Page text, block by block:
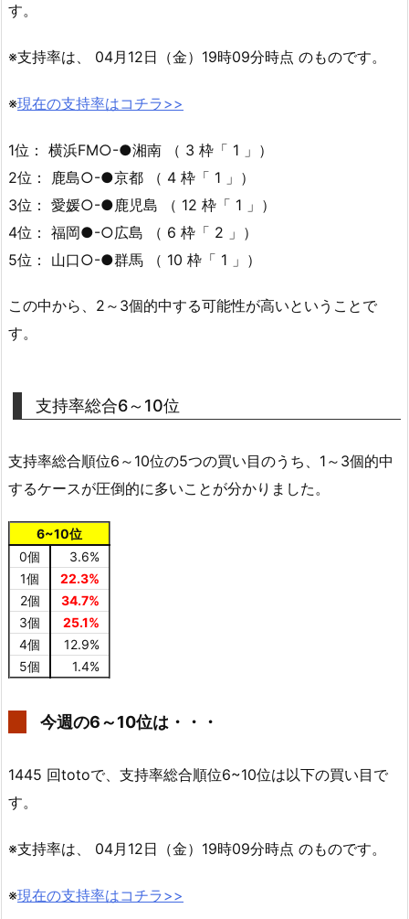
す。
※支持率は、 04月12日（金）19時09分時点 のものです。
※現在の支持率はコチラ>>
1位： 横浜FM○-●湘南 （ 3 枠「 1 」）
2位： 鹿島○-●京都 （ 4 枠「 1 」）
3位： 愛媛○-●鹿児島 （ 12 枠「 1 」）
4位： 福岡●-○広島 （ 6 枠「 2 」）
5位： 山口○-●群馬 （ 10 枠「 1 」）
この中から、2～3個的中する可能性が高いということで
す。
支持率総合6～10位
支持率総合順位6～10位の5つの買い目のうち、1～3個的中
するケースが圧倒的に多いことが分かりました。
6~10位
0個
3.6%
1個
22.3%
2個
34.7%
3個
25.1%
4個
12.9%
5個
1.4%
今週の6～10位は・・・
1445 回totoで、支持率総合順位6~10位は以下の買い目で
す。
※支持率は、 04月12日（金）19時09分時点 のものです。
※現在の支持率はコチラ>>